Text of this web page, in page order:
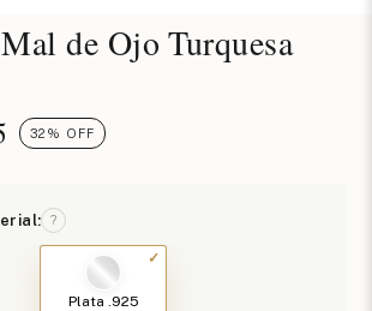
de Ojo Turquesa
32% OFF
?
Plata .925